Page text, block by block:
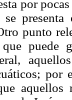
por
punto
puede
aquellos